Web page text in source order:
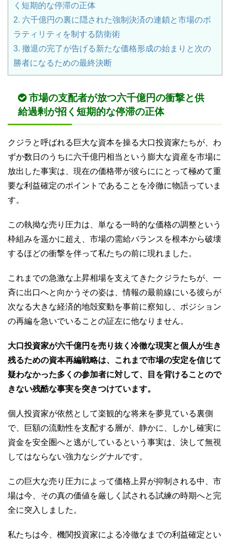
く短期的な停滞の正体
2. 六千億円の裏に隠された強制決済の連鎖と市場のボ
ラティリティを制する防衛術
3. 撤退の完了が告げる新たな価格形成の始まりと次の
勝者になるための最終決断
市場の支配者が放つ六千億円の衝撃と供
給過剰が招く短期的な停滞の正体
クジラと呼ばれる巨大な資本を操る大口投資家たちが、わ
ずか数日のうちに六千億円相当という膨大な資産を市場に
放出した事実は、現在の価格帯が彼らににとって極めて重
要な利益確定のポイントであることを冷徹に物語っていま
す。
この執拗な売り圧力は、単なる一時的な価格の調整という
枠組みを遥かに超え、市場の需給バランスを根本から破壊
するほどの衝撃を伴って私たちの前に現れました。
これまでの急激な上昇相場を支えてきたクジラたちが、一
斉に出口へと向かうその姿は、情報の最前線にいる彼らが
次なる大きな経済的地殻変動を事前に察知し、ポジション
の再編を急いでいることの証左に他なりません。
大口投資家が六千億円を売り抜く冷徹な現実と個人が生き
残るための資本再編戦略は、これまで市場の安定を信じて
疑わなかった多くの参加者に対して、目を背けることので
きない残酷な事実を突きつけています。
個人投資家が依然として楽観的な将来を夢見ている裏側
で、巨額の流動性を支配する層が、静かに、しかし確実に
資金を安全圏へと逃がしているという事実は、決して無視
してはならない強力なシグナルです。
この巨大な売り圧力によって価格上昇が抑制される中、市
場は今、その真の価値を厳しく試される試練の時期へと完
全に突入しました。
私たちは今、機関投資家による冷徹なまでの利益確定とい